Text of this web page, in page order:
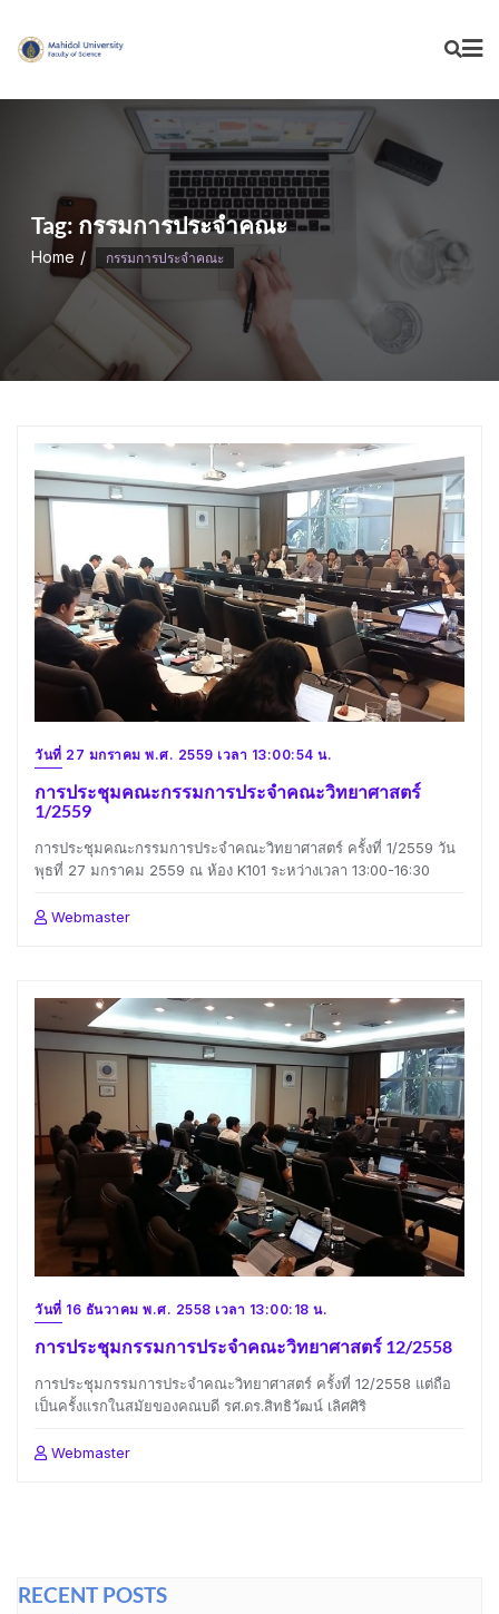
content
Tag: กรรมการประจำคณะ
Home กรรมการประจำคณะ
วันที่ 27 มกราคม พ.ศ. 2559 เวลา 13:00:54 น.
การประชุมคณะกรรมการประจำคณะวิทยาศาสตร์
1/2559
การประชุมคณะกรรมการประจำคณะวิทยาศาสตร์ ครั้งที่ 1/2559 วัน
พุธที่ 27 มกราคม 2559 ณ ห้อง K101 ระหว่างเวลา 13:00-16:30
Webmaster
วันที่ 16 ธันวาคม พ.ศ. 2558 เวลา 13:00:18 น.
การประชุมกรรมการประจำคณะวิทยาศาสตร์ 12/2558
การประชุมกรรมการประจำคณะวิทยาศาสตร์ ครั้งที่ 12/2558 แต่ถือ
เป็นครั้งแรกในสมัยของคณบดี รศ.ดร.สิทธิวัฒน์ เลิศศิริ
Webmaster
RECENT POSTS